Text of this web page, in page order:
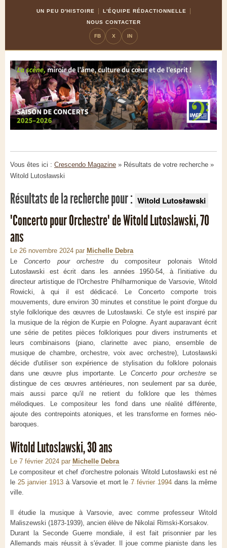
UN PEU D'HISTOIRE
L'ÉQUIPE RÉDACTIONNELLE
NOUS CONTACTER
FB X IN
Vous êtes ici : Crescendo Magazine » Résultats de votre recherche »
Witold Lutosławski
Résultats de la recherche pour : Witold Lutosławski
"Concerto pour Orchestre" de Witold Lutoslawski, 70
ans
Le 26 novembre 2024 par Michelle Debra
LeConcerto pour orchestre du compositeur polonais Witold
Lutosławski est écrit dans les années 1950-54, à l'initiative du
directeur artistique de l'Orchestre Philharmonique de Varsovie, Witold
Rowicki, à qui il est dédicacé. Le Concerto comporte trois
mouvements, dure environ 30 minutes et constitue le point d'orgue du
style folklorique des œuvres de Lutosławski. Ce style est inspiré par
la musique de la région de Kurpie en Pologne. Ayant auparavant écrit
une série de petites pièces folkloriques pour divers instruments et
leurs combinaisons (piano, clarinette avec piano, ensemble de
musique de chambre, orchestre, voix avec orchestre), Lutosławski
décide d'utiliser son expérience de stylisation du folklore polonais
dans une œuvre plus importante. LeConcerto pour orchestrese
distingue de ces œuvres antérieures, non seulement par sa durée,
mais aussi parce qu'il ne retient du folklore que les thèmes
mélodiques. Le compositeur les fond dans une réalité différente,
ajoute des contrepoints atoniques, et les transforme en formes néo-
baroques.
Witold Lutoslawski, 30 ans
Le 7 février 2024 par Michelle Debra
Le compositeur et chef d'orchestre polonais Witold Lutosławski est né
le25 janvier 1913à Varsovie et mort le7 février 1994dans la même
ville.
Il étudie la musique à Varsovie, avec comme professeur Witold
Maliszewski (1873-1939), ancien élève de Nikolaï Rimski-Korsakov.
Durant la Seconde Guerre mondiale, il est fait prisonnier par les
Allemands mais réussit à s'évader. Il joue comme pianiste dans les